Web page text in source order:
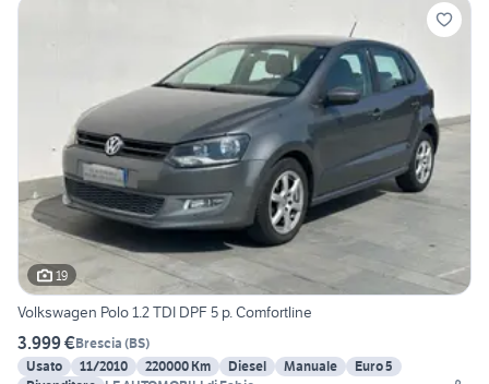
19
Volkswagen Polo 1.2 TDI DPF 5 p. Comfortline
3.999 €Brescia (BS)
Usato
11/2010 220000 Km Diesel Manuale
Euro 5